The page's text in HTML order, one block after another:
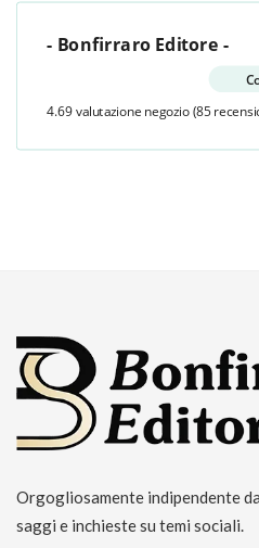
- Bonfirraro Editore -
4.69 valutazione negozio (85
Orgogliosamente indipendente
saggi e inchieste su temi sociali.